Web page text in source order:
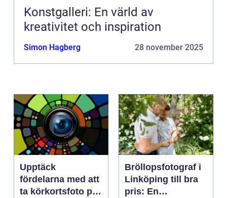
Konstgalleri: En värld av
kreativitet och inspiration
Simon Hagberg 28 november 2025
Upptäck
fördelarna med att
ta körkortsfoto på
Bröllopsfotograf i
Linköping till bra
pris: En